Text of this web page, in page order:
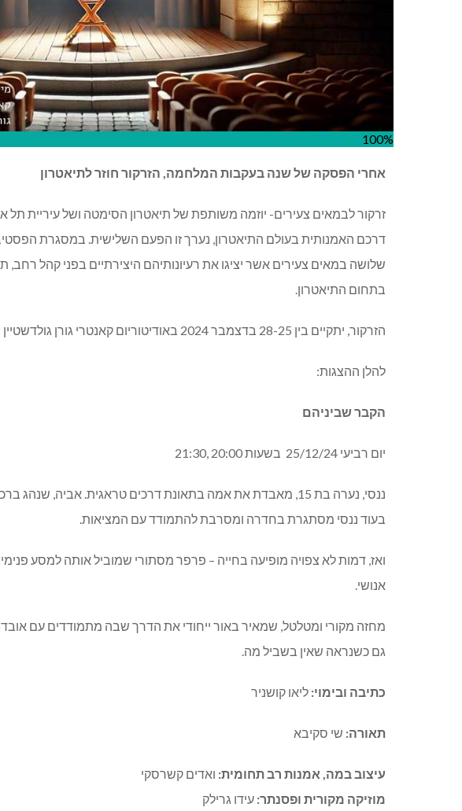
100%
אחרי הפסקה של שנה בעקבות המלחמה, הזרקור חוזר לתיאטרון
זרקור לבמאים צעירים- יוזמה משותפת של תיאטרון הסימטה ושל עיריית תל
דרכם האמנותית בעולם התיאטרון, נערך זו הפעם השלישית. במסגרת
שלושה במאים צעירים אשר יציגו את רעיונותיהם היצירתיים בפני קהל
בתחום התיאטרון.
הזרקור, יתקיים בין 28-25 בדצמבר 2024 באודיטוריום קאנטרי גורן גולדשטיין בתל אביב.
להלן ההצגות:
הקבר שביניהם
יום רביעי 25/12/24 בשעות 20:00 ,21:30
ננסי, נערה בת 15, מאבדת את אמה בתאונת דרכים טראגית. אביה,
בעוד ננסי מסתגרת בחדרה ומסרבת להתמודד עם המציאות.
ואז, דמות לא צפויה מופיעה בחייה – פרפר מסתורי שמוביל אותה למסע פנימי
אנושי.
מחזה מקורי ומטלטל, שמאיר באור ייחודי את הדרך שבה מתמודדים עם
גם כשנראה שאין בשביל מה.
כתיבה ובימוי: ליאו קושניר
תאורה: שי סקיבא
עיצוב במה, אמנות רב תחומית: ואדים קשרסקי
מוזיקה מקורית ופסנתר: עידו גרילק